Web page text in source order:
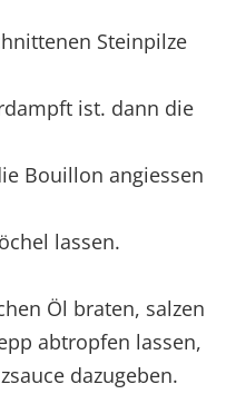
Steinpilze
ist. dann die
Bouillon angiessen
lassen.
Öl braten, salzen
abtropfen lassen,
dazugeben.